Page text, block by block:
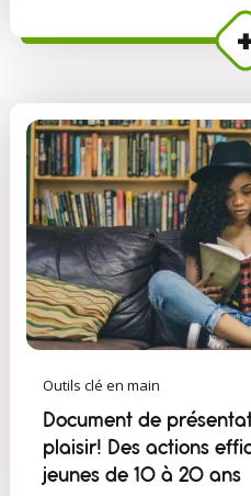
Outils clé en main
Document de
plaisir! Des actions
jeunes de 10 à 20 ans